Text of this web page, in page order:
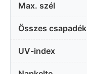
Max. szél
Összes csapadék
UV-index